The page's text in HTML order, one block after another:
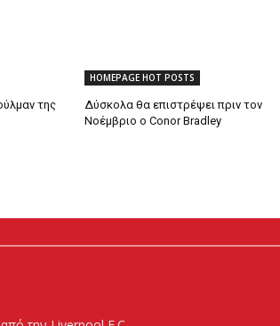
της
HOMEPAGE HOT POSTS
Δύσκολα θα επιστρέψει πριν τον
Νοέμβριο ο Conor Bradley